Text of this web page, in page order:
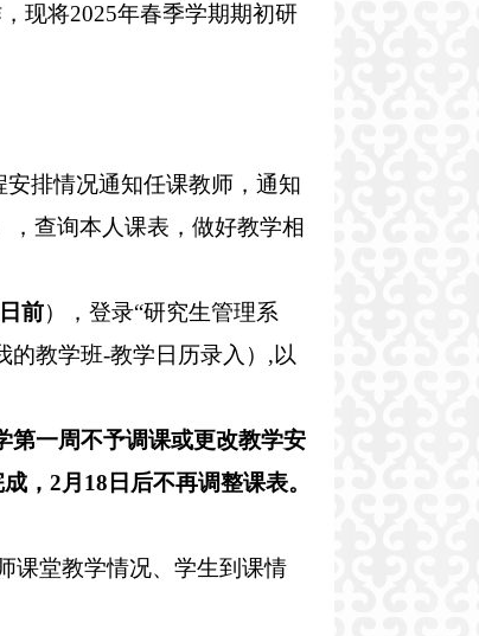
现将2025年春季学期期初研
排情况通知任课教师，通知
，查询本人课表，做好教学相
前），登录“研究生管理系
的教学班-教学日历录入）,以
第一周不予调课或更改教学安
，2月18日后不再调整课表。
课堂教学情况、学生到课情